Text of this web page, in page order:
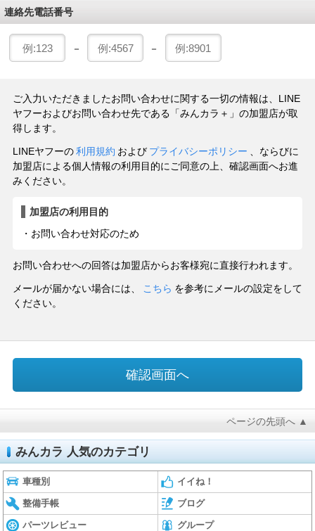
連絡先電話番号
－ －
ご入力いただきましたお問い合わせに関する一切の情報は、LINE
ヤフーおよびお問い合わせ先である「みんカラ＋」の加盟店が取
得します。
LINEヤフーの利用規約 および プライバシーポリシー
、ならびに
加盟店による個人情報の利用目的にご同意の上、確認画面へお進
みください。
加盟店の利用目的
・お問い合わせ対応のため
お問い合わせへの回答は加盟店からお客様宛に直接行われます。
メールが届かない場合には、 こちら を参考にメールの設定をして
ください。
ページの先頭へ ▲
みんカラ 人気のカテゴリ
車種別 イイね！
整備手帳 ブログ
パーツレビュー グループ